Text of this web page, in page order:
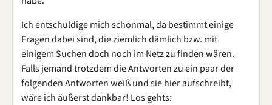
Ich entschuldige mich schonmal, da bestimmt einige
Fragen dabei sind, die ziemlich dämlich bzw. mit
einigem Suchen doch noch im Netz zu finden wären.
Falls jemand trotzdem die Antworten zu ein paar der
folgenden Antworten weiß und sie hier aufschreibt,
wäre ich äußerst dankbar! Los gehts: